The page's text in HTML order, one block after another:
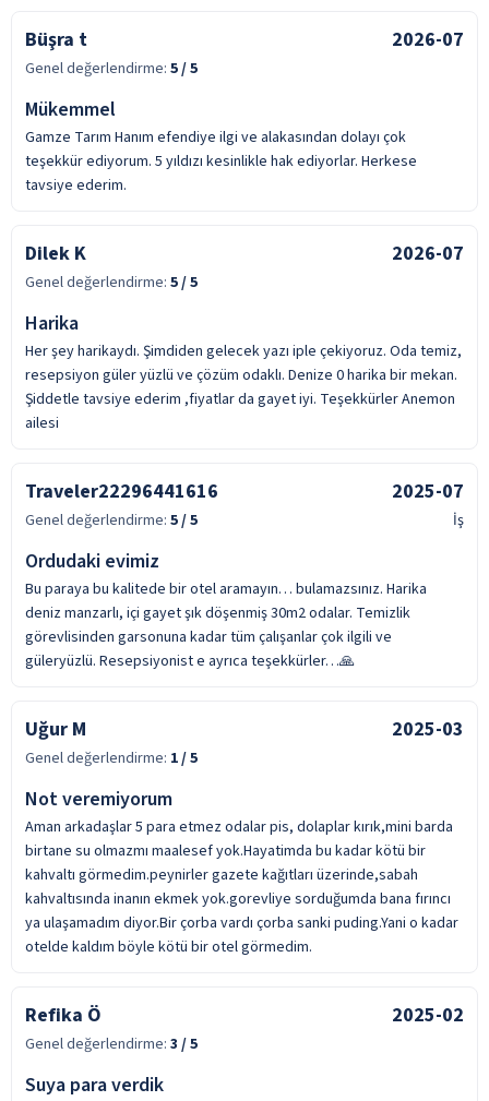
Büşra t 2026-07
Genel değerlendirme: 5/ 5
Mükemmel
Gamze Tarım Hanım efendiye ilgi ve alakasından dolayı çok
teşekkür ediyorum. 5 yıldızı kesinlikle hak ediyorlar. Herkese
tavsiye ederim.
Dilek K 2026-07
Genel değerlendirme: 5/ 5
Harika
Her şey harikaydı. Şimdiden gelecek yazı iple çekiyoruz. Oda temiz,
resepsiyon güler yüzlü ve çözüm odaklı. Denize 0 harika bir mekan.
Şiddetle tavsiye ederim ,fiyatlar da gayet iyi. Teşekkürler Anemon
ailesi
Traveler22296441616 2025-07
Genel değerlendirme: 5/ 5 İş
Ordudaki evimiz
Bu paraya bu kalitede bir otel aramayın… bulamazsınız. Harika
deniz manzarlı, içi gayet şık döşenmiş 30m2 odalar. Temizlik
görevlisinden garsonuna kadar tüm çalışanlar çok ilgili ve
güleryüzlü. Resepsiyonist e ayrıca teşekkürler…🙏
Uğur M 2025-03
Genel değerlendirme: 1/ 5
Not veremiyorum
Aman arkadaşlar 5 para etmez odalar pis, dolaplar kırık,mini barda
birtane su olmazmı maalesef yok.Hayatimda bu kadar kötü bir
kahvaltı görmedim.peynirler gazete kağıtları üzerinde,sabah
kahvaltısında inanın ekmek yok.gorevliye sorduğumda bana fırıncı
ya ulaşamadım diyor.Bir çorba vardı çorba sanki puding.Yani o kadar
otelde kaldım böyle kötü bir otel görmedim.
Refika Ö 2025-02
Genel değerlendirme: 3 / 5
Suya para verdik